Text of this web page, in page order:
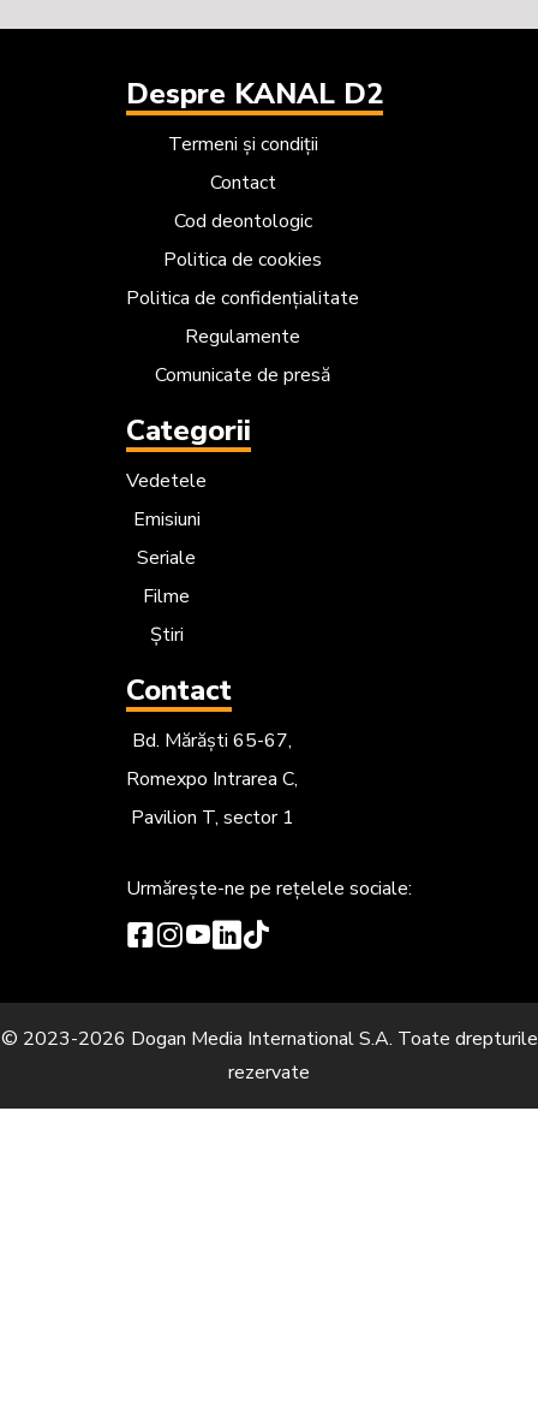
Despre KANAL D2
Termeni și condiții
Contact
Cod deontologic
Politica de cookies
Politica de confidențialitate
Regulamente
Comunicate de presă
Categorii
Vedetele
Emisiuni
Seriale
Filme
Știri
Contact
Bd. Mărăști 65-67,
Romexpo Intrarea C,
Pavilion T, sector 1
Urmărește-ne pe rețelele sociale:
© 2023-2026 Dogan Media International S.A. Toate drepturile
rezervate